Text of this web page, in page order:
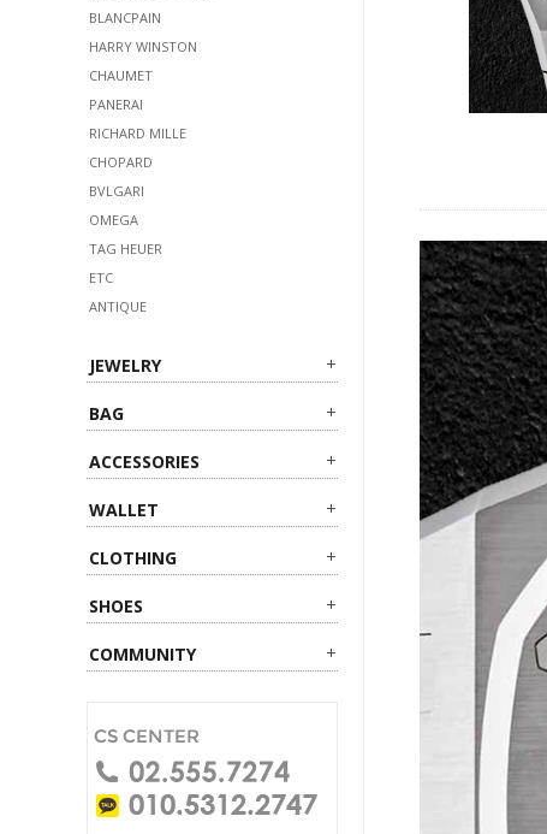
BLANCPAIN
HARRY WINSTON
CHAUMET
PANERAI
RICHARD MILLE
CHOPARD
BVLGARI
OMEGA
TAG HEUER
ETC
ANTIQUE
JEWELRY
BAG
ACCESSORIES
WALLET
CLOTHING
SHOES
COMMUNITY